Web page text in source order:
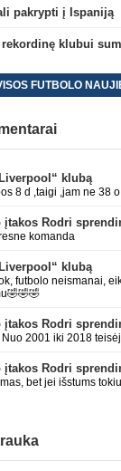
pakrypti į Ispaniją
FUTBOLO
klubą
8 d ,taigi ,jam ne 38
komanda
klubą
futbolo neismanai,
2001 iki 2018
bet jei išstums